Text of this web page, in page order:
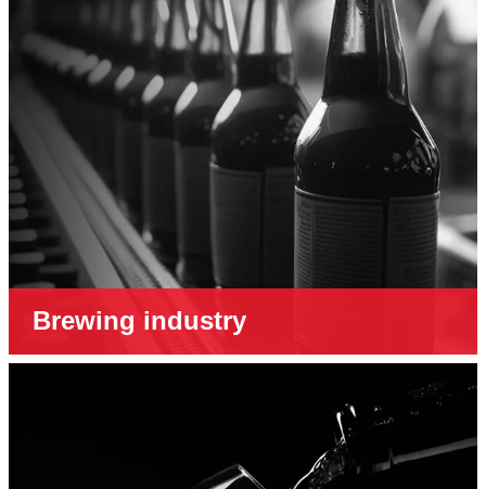
Brewing industry